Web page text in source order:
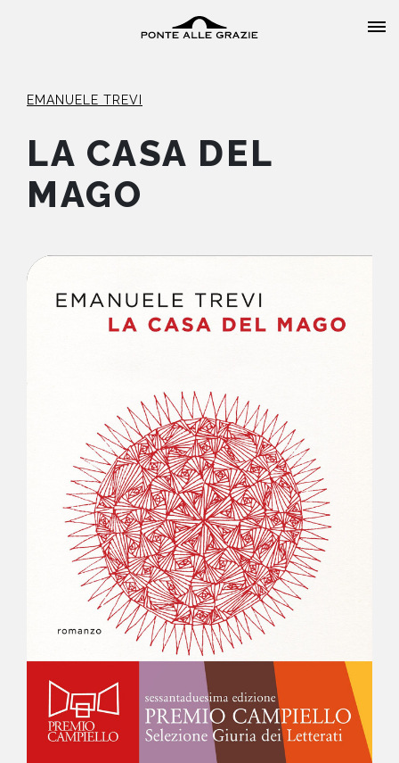
CATALOGO
AUTORI
EVENTI
NEWS
CONTATTI
EMANUELE TREVI
LA CASA DEL
MAGO